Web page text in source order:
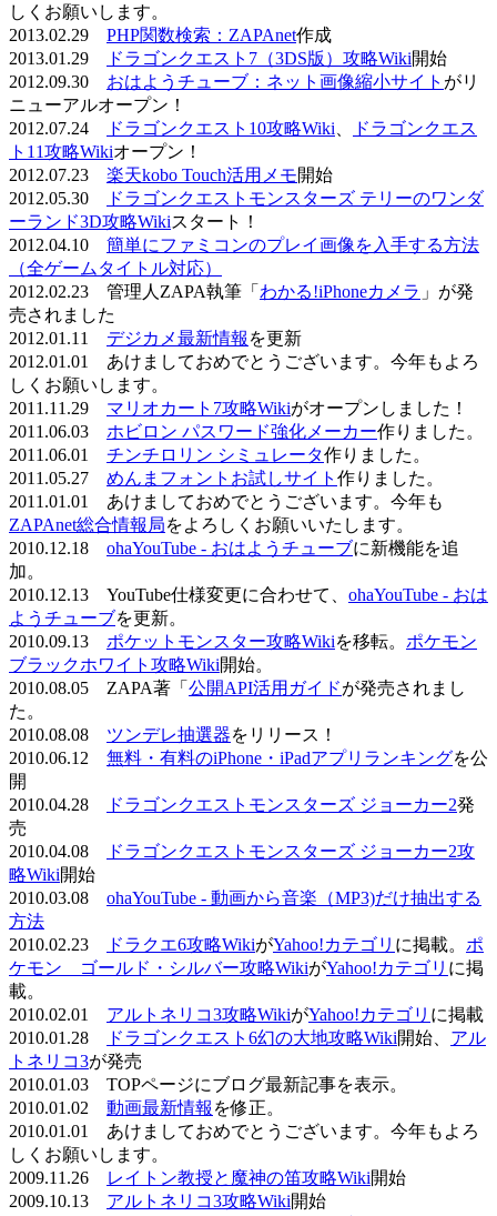
しくお願いします。
2013.02.29 PHP関数検索：ZAPAnet作成
2013.01.29
ドラゴンクエスト7（3DS版）攻略Wiki開始
2012.09.30 おはようチューブ：ネット画像縮小サイト がリ
ニューアルオープン！
2012.07.24
ドラゴンクエスト10攻略Wiki
ドラゴンクエス
ト11攻略Wikiオープン！
2012.07.23 楽天kobo Touch活用メモ開始
2012.05.30
ドラゴンクエストモンスターズ テリーのワンダ
ーランド3D攻略Wikiスタート！
2012.04.10 簡単にファミコンのプレイ画像を入手する方法
（全ゲームタイトル対応）
2012.02.23 管理人ZAPA執筆「 わかる!iPhoneカメラ 」が発
売されました
2012.01.11 デジカメ最新情報 を更新
2012.01.01 あけましておめでとうございます。今年もよろ
しくお願いします。
2011.11.29 マリオカート7攻略Wikiがオープンしました！
2011.06.03 ホビロン パスワード強化メーカー作りました。
2011.06.01 チンチロリン シミュレータ作りました。
2011.05.27 めんまフォントお試しサイト 作りました。
2011.01.01 あけましておめでとうございます。今年も
ZAPAnet総合情報局をよろしくお願いいたします。
2010.12.18 ohaYouTube - おはようチューブに新機能を追
加。
2010.12.13 YouTube仕様変更に合わせて、 ohaYouTube - おは
ようチューブを更新。
2010.09.13 ポケットモンスター攻略Wikiを移転。 ポケモン
ブラックホワイト攻略Wiki開始。
2010.08.05 ZAPA著「 公開API活用ガイドが発売されまし
た。
2010.08.08 ツンデレ抽選器をリリース！
2010.06.12 無料・有料のiPhone・iPadアプリランキングを公
開
2010.04.28
ドラゴンクエストモンスターズ ジョーカー2発
売
2010.04.08
ドラゴンクエストモンスターズ ジョーカー2攻
略Wiki開始
2010.03.08 ohaYouTube - 動画から音楽（MP3)だけ抽出する
方法
2010.02.23
ドラクエ6攻略WikiがYahoo!カテゴリ に掲載。 ポ
ケモン ゴールド・シルバー攻略WikiがYahoo!カテゴリ に掲
載。
2010.02.01 アルトネリコ3攻略WikiがYahoo!カテゴリ に掲載
2010.01.28
ドラゴンクエスト6幻の大地攻略Wiki開始、 アル
トネリコ3が発売
2010.01.03 TOPページにブログ最新記事を表示。
2010.01.02 動画最新情報 を修正。
2010.01.01 あけましておめでとうございます。今年もよろ
しくお願いします。
2009.11.26
レイトン教授と魔神の笛攻略Wiki開始
2009.10.13 アルトネリコ3攻略Wiki開始